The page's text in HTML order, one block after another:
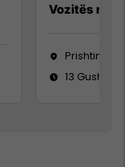
Vozitës me
Prishtinë
13 Gusht